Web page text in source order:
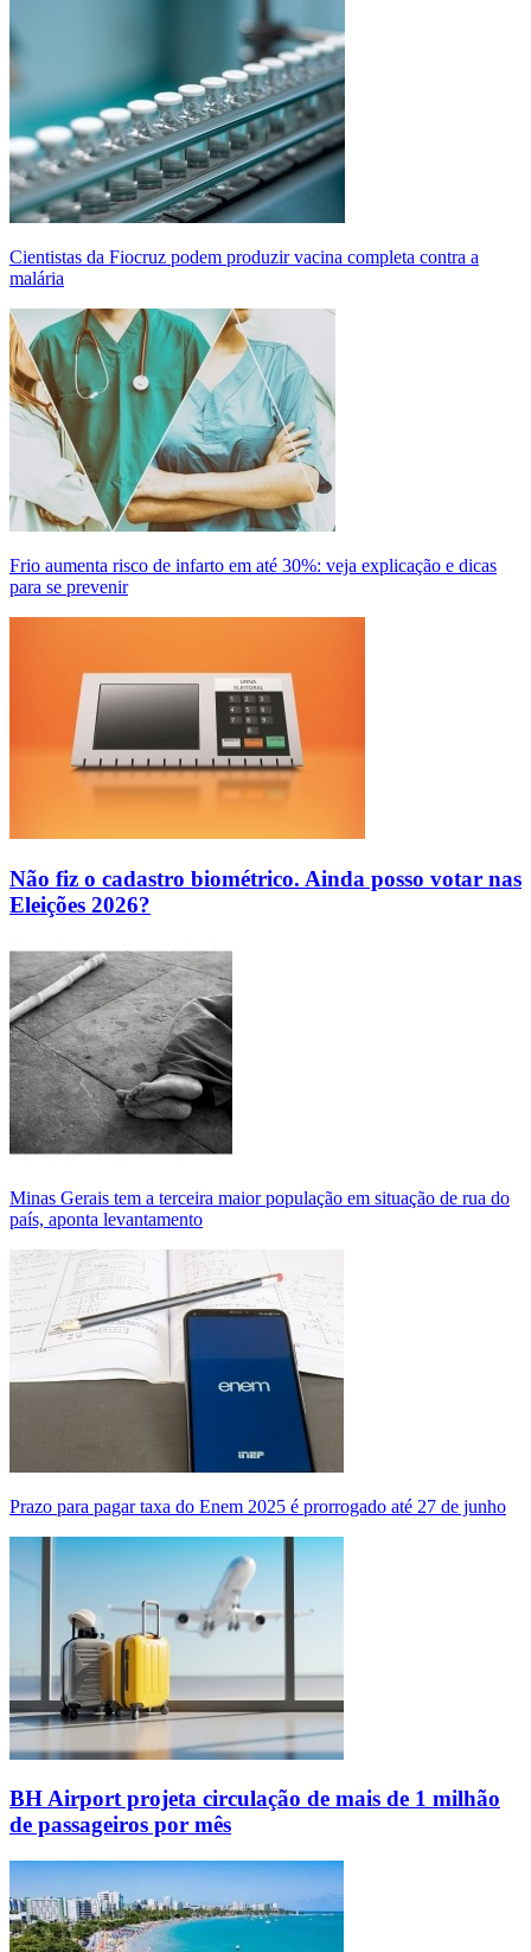
Cientistas da Fiocruz podem produzir vacina completa contra a
malária
Frio aumenta risco de infarto em até 30%: veja explicação e dicas
para se prevenir
Não fiz o cadastro biométrico. Ainda posso votar nas
Eleições 2026?
Minas Gerais tem a terceira maior população em situação de rua do
país, aponta levantamento
Prazo para pagar taxa do Enem 2025 é prorrogado até 27 de junho
BH Airport projeta circulação de mais de 1 milhão
de passageiros por mês